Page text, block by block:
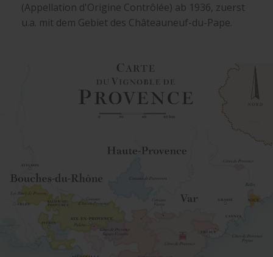
(Appellation d'Origine Contrôlée) ab 1936, zuerst
u.a. mit dem Gebiet des Châteauneuf-du-Pape.